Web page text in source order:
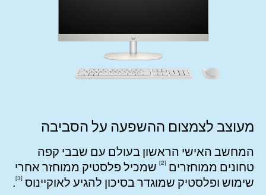
מעוצב לצמצום ההשפעה על הסביבה
המחשב האישי הראשון בעולם עם שבבי קפה
טחונים ממוחזרים 2
שמכיל פלסטיק ממוחזר אחרי
שימוש ופלסטיק שמוגדר בסיכון להגיע לאוקיינוס 3
.